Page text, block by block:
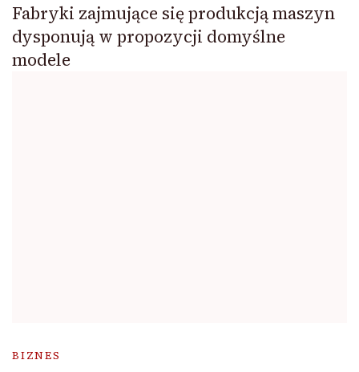
Fabryki zajmujące się produkcją maszyn
dysponują w propozycji domyślne
modele
BIZNES